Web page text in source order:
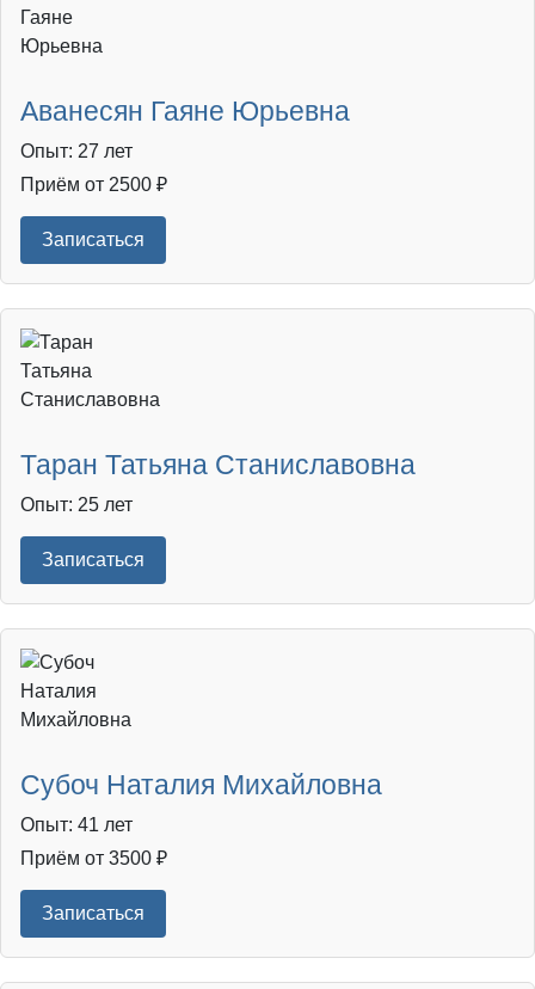
Аванесян Гаяне Юрьевна
Опыт: 27 лет
Приём от 2500 ₽
Записаться
Таран Татьяна Станиславовна
Опыт: 25 лет
Записаться
Субоч Наталия Михайловна
Опыт: 41 лет
Приём от 3500 ₽
Записаться